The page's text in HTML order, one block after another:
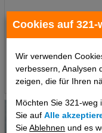
Cookies auf 321-
Wir verwenden
verbessern, Analysen
zeigen, die für Ihren
Möchten Sie 321-weg
Sie aufAlle
SieAblehnen und es
7 Tage,